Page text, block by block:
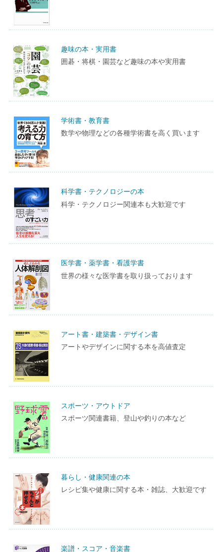
趣味の本・実用書
囲碁・将棋・園芸など趣味の本や実用書
学術書・教育書
数学や物理などの各種学術書を高く買います
科学書・テクノロジーの本
科学・テクノロジー関連本も大歓迎です
医学書・薬学書・看護学書
世界の様々な医学書を取り扱っております
アート書・建築書・デザイン書
アートやデザインに関する本を高値査定
スポーツ・アウトドア
スポーツ関連書籍、登山や釣りの本など
暮らし・健康関連の本
レシピ集や健康に関する本・雑誌、大歓迎です
楽譜・スコア・音楽書